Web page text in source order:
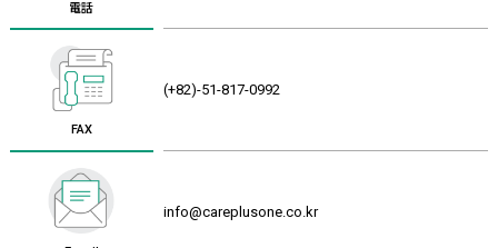
電話
FAX
(+82)-51-817-0992
info@careplusone.co.kr